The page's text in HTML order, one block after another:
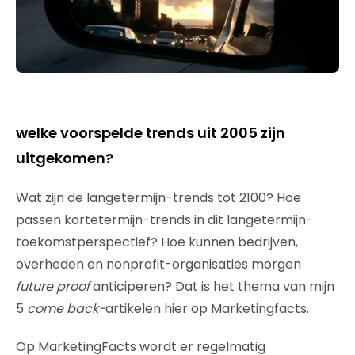
welke voorspelde trends uit 2005 zijn
uitgekomen?
Wat zijn de langetermijn-trends tot 2100? Hoe
passen kortetermijn-trends in dit langetermijn-
toekomstperspectief? Hoe kunnen bedrijven,
overheden en nonprofit-organisaties morgen
future proofanticiperen? Dat is het thema van mijn
5 come back-artikelen hier op Marketingfacts.
Op MarketingFacts wordt er regelmatig